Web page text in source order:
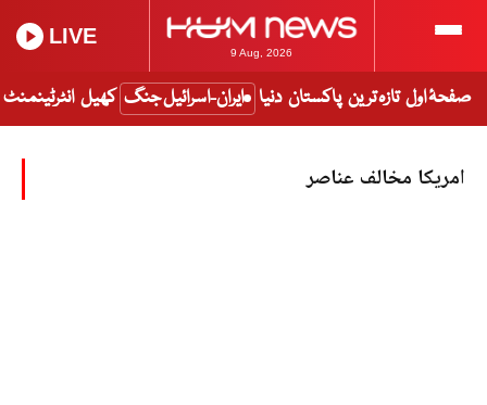
9 Aug, 2026
LIVE
صفحۂ اول تازہ ترین پاکستان دنیا ایران-اسرائیل جنگ کھیل انٹرٹینمنٹ
امریکا مخالف عناصر